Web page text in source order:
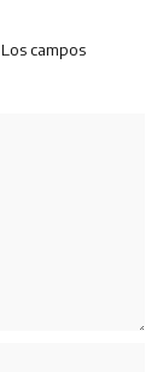
Los campos